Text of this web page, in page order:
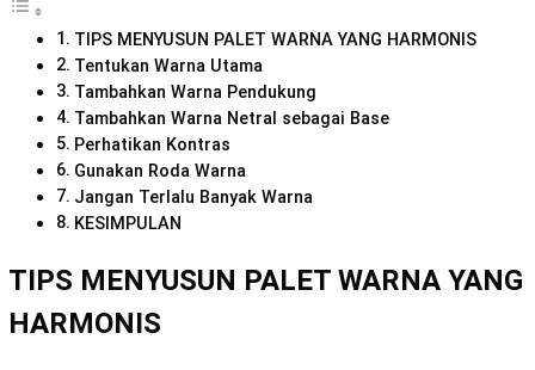
TIPS MENYUSUN PALET WARNA YANG HARMONIS
Tentukan Warna Utama
Tambahkan Warna Pendukung
Tambahkan Warna Netral sebagai Base
Perhatikan Kontras
Gunakan Roda Warna
Jangan Terlalu Banyak Warna
KESIMPULAN
TIPS MENYUSUN PALET WARNA YANG
HARMONIS